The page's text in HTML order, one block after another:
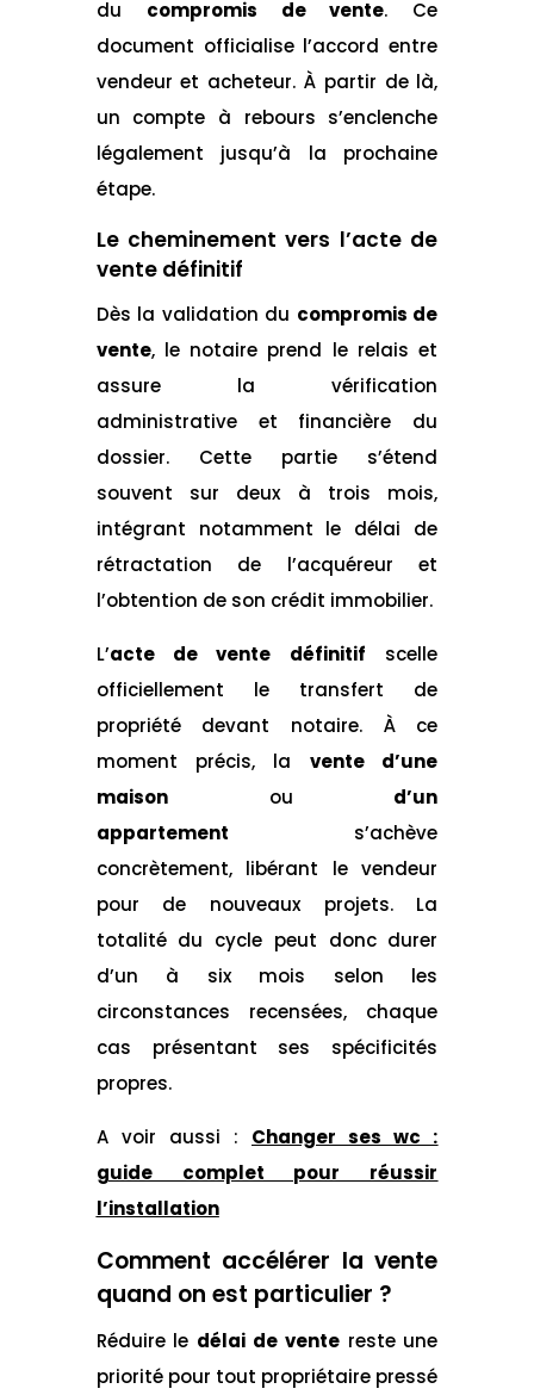
du compromis de vente. Ce
document officialise l’accord entre
vendeur et acheteur. À partir de là,
un compte à rebours s’enclenche
légalement jusqu’à la prochaine
étape.
Le cheminement vers l’acte de
vente définitif
Dès la validation du compromis de
vente, le notaire prend le relais et
assure la vérification
administrative et financière du
dossier. Cette partie s’étend
souvent sur deux à trois mois,
intégrant notamment le délai de
rétractation de l’acquéreur et
l’obtention de son crédit immobilier.
L’acte de vente définitif
scelle
officiellement le transfert de
propriété devant notaire. À ce
moment précis, la
vente d’une
maison
ou
d’un
appartement
s’achève
concrètement, libérant le vendeur
pour de nouveaux projets. La
totalité du cycle peut donc durer
d’un à six mois selon les
circonstances recensées, chaque
cas présentant ses spécificités
propres.
A voir aussi : Changer ses wc :
guide complet pour réussir
l’installation
Comment accélérer la vente
quand on est particulier ?
Réduire le délai de vente reste une
priorité pour tout propriétaire pressé